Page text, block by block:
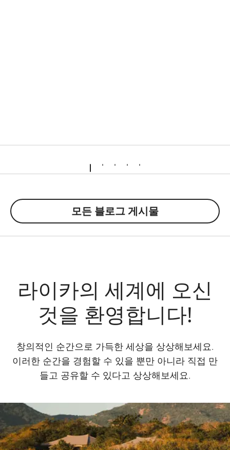
모든 블로그 게시물
라이카의 세계에 오신
것을 환영합니다!
창의적인 순간으로 가득한 세상을 상상해보세요.
이러한 순간을 경험할 수 있을 뿐만 아니라 직접 만
들고 공유할 수 있다고 상상해보세요.